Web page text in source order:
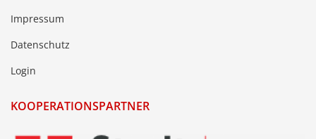
Impressum
Datenschutz
Login
KOOPERATIONSPARTNER